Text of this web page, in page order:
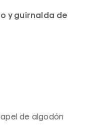
y guirnalda de
de algodón